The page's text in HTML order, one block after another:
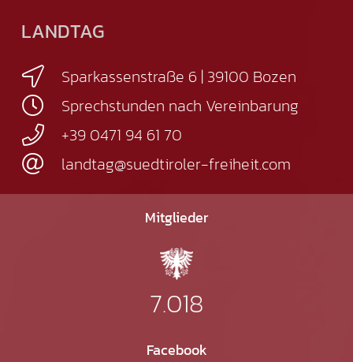
LANDTAG
Sparkassenstraße 6 | 39100 Bozen
Sprechstunden nach Vereinbarung
+39 0471 94 61 70
landtag@suedtiroler-freiheit.com
Mitglieder
7.018
Facebook